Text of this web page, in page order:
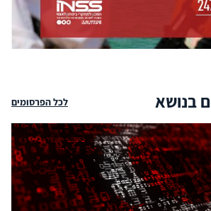
בנושא לכל הפרסומים